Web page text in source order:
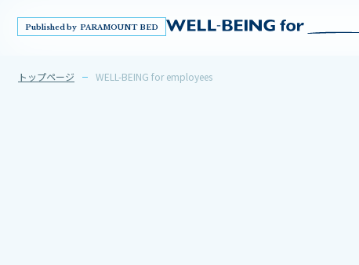
Published by PARAMOUNT BED
トップページ WELL-BEING for employees